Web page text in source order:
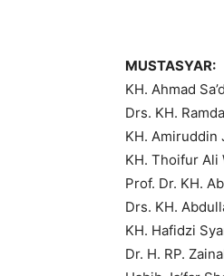
MUSTASYAR:
KH. Ahmad
Drs. KH.
KH. Amiruddin
KH. Thoifur Ali
Prof. Dr. KH.
Drs. KH.
KH. Hafidzi
Dr. H. RP.